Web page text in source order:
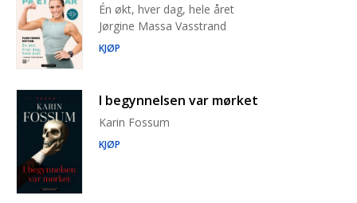
Én økt, hver dag, hele året
Jørgine Massa Vasstrand
KJØP
I begynnelsen var mørket
Karin Fossum
KJØP